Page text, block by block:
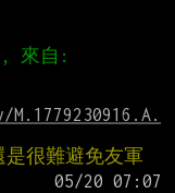
來自:
很難避免友軍